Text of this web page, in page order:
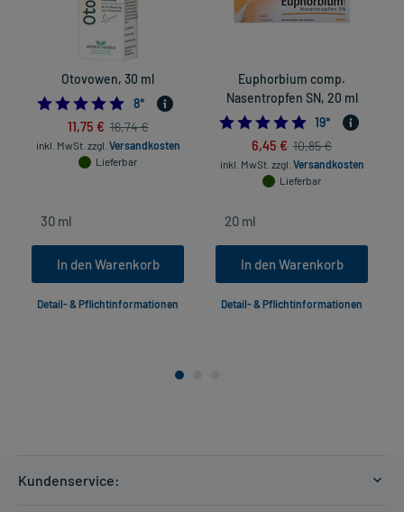
Otovowen, 30 ml
4.875
8*
11,75 € 16,74 €
inkl. MwSt. zzgl. Versandkosten
Lieferbar
In den Warenkorb
Detail- & Pflichtinformationen
Euphorbium comp.
Nasentropfen SN, 20 ml
5.0
19*
6,45 € 10,85 €
inkl. MwSt. zzgl. Versandkosten
Lieferbar
In den Warenkorb
Detail- & Pflichtinformationen
Kundenservice: